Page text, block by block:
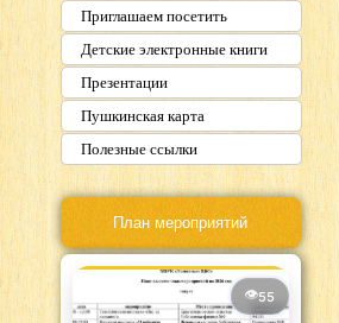
Приглашаем посетить
Детские электронные книги
Презентации
Пушкинская карта
Полезные ссылки
План мероприятий
55